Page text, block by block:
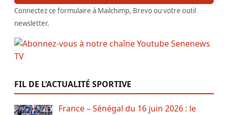
Connectez ce formulaire à Mailchimp, Brevo ou votre outil
newsletter.
FIL DE L’ACTUALITÉ SPORTIVE
France – Sénégal du 16 juin 2026 : le